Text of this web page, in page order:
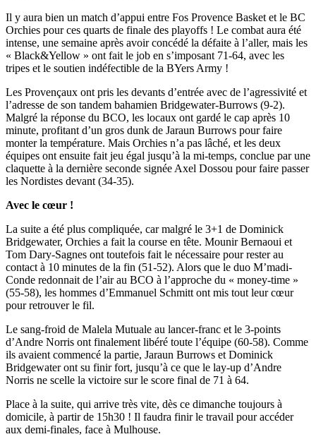
Il y aura bien un match d’appui entre Fos Provence Basket et le BC
Orchies pour ces quarts de finale des playoffs ! Le combat aura été
intense, une semaine après avoir concédé la défaite à l’aller, mais les
« Black&Yellow » ont fait le job en s’imposant 71-64, avec les
tripes et le soutien indéfectible de la BYers Army !
Les Provençaux ont pris les devants d’entrée avec de l’agressivité et
l’adresse de son tandem bahamien Bridgewater-Burrows (9-2).
Malgré la réponse du BCO, les locaux ont gardé le cap après 10
minute, profitant d’un gros dunk de Jaraun Burrows pour faire
monter la température. Mais Orchies n’a pas lâché, et les deux
équipes ont ensuite fait jeu égal jusqu’à la mi-temps, conclue par une
claquette à la dernière seconde signée Axel Dossou pour faire passer
les Nordistes devant (34-35).
Avec le cœur !
La suite a été plus compliquée, car malgré le 3+1 de Dominick
Bridgewater, Orchies a fait la course en tête. Mounir Bernaoui et
Tom Dary-Sagnes ont toutefois fait le nécessaire pour rester au
contact à 10 minutes de la fin (51-52). Alors que le duo M’madi-
Conde redonnait de l’air au BCO à l’approche du « money-time »
(55-58), les hommes d’Emmanuel Schmitt ont mis tout leur cœur
pour retrouver le fil.
Le sang-froid de Malela Mutuale au lancer-franc et le 3-points
d’Andre Norris ont finalement libéré toute l’équipe (60-58). Comme
ils avaient commencé la partie, Jaraun Burrows et Dominick
Bridgewater ont su finir fort, jusqu’à ce que le lay-up d’Andre
Norris ne scelle la victoire sur le score final de 71 à 64.
Place à la suite, qui arrive très vite, dès ce dimanche toujours à
domicile, à partir de 15h30 ! Il faudra finir le travail pour accéder
aux demi-finales, face à Mulhouse.